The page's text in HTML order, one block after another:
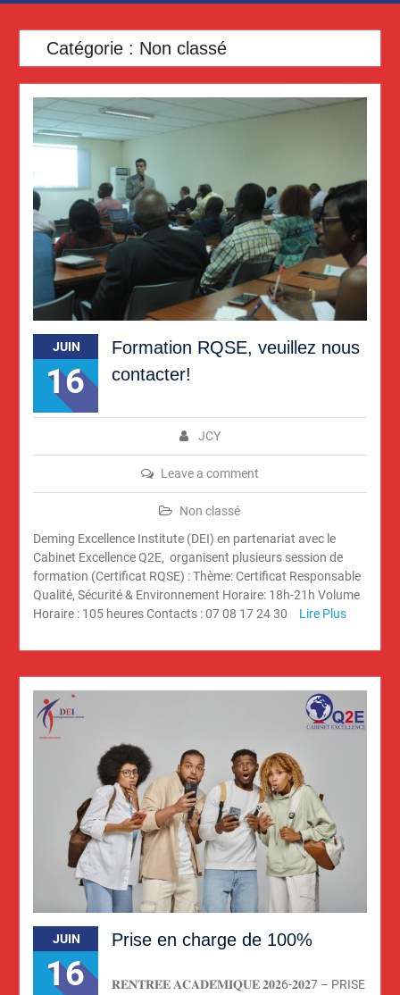
Catégorie : Non classé
JUIN
16
Formation RQSE, veuillez nous
contacter!
JCY
Leave a comment
Non classé
Deming Excellence Institute (DEI) en partenariat avec le
Cabinet Excellence Q2E, organisent plusieurs session de
formation (Certificat RQSE) : Thème: Certificat Responsable
Qualité, Sécurité & Environnement Horaire: 18h-21h Volume
Horaire : 105 heures Contacts : 07 08 17 24 30
Lire Plus
JUIN
16
Prise en charge de 100%
𝐑𝐄𝐍𝐓𝐑𝐄́𝐄 𝐀𝐂𝐀𝐃𝐄́𝐌𝐈𝐐𝐔𝐄 𝟐𝟎𝟐6-𝟐𝟎𝟐7 – PRISE